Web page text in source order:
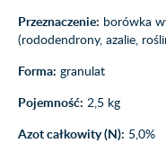
Przeznaczenie: borówka
(rododendrony, azalie,
Forma: granulat
Pojemność: 2,5 kg
Azot całkowity (N): 5,0%